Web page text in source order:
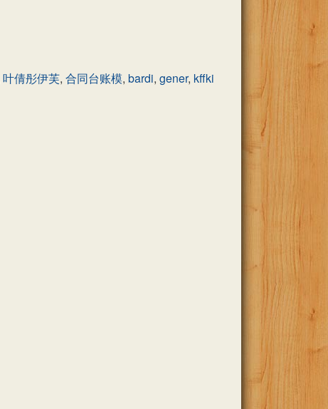
叶倩彤伊芙, 合同台账模, bardi, gener, kffki